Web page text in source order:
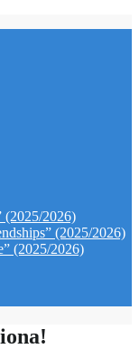
(2025/2026)
(2025/2026)
(2025/2026)